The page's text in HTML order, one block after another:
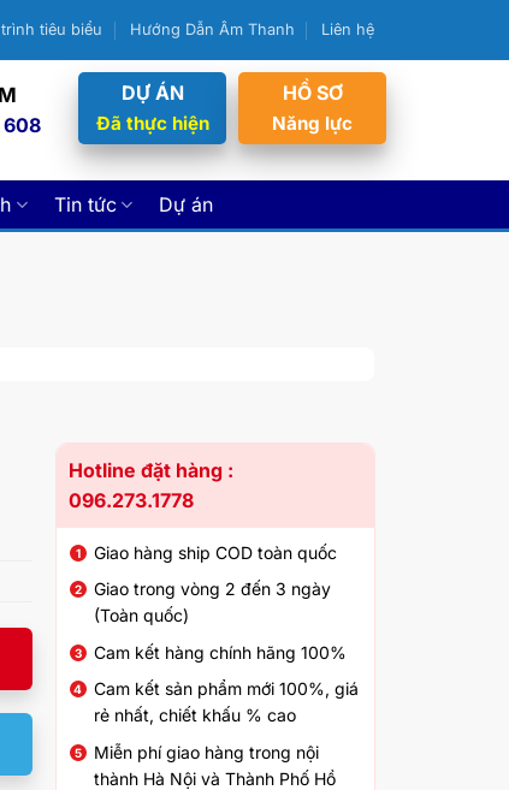
tiêu biểu Hướng Dẫn Âm Thanh Liên hệ
DỰ ÁN
Đã thực hiện
HỒ SƠ
Năng lực
Tin tức Dự án
Hotline đặt hàng :
096.273.1778
Giao hàng ship COD toàn quốc
Giao trong vòng 2 đến 3 ngày
(Toàn quốc)
Cam kết hàng chính hãng 100%
Cam kết sản phẩm mới 100%, giá
rẻ nhất, chiết khấu % cao
Miễn phí giao hàng trong nội
thành Hà Nội và Thành Phố Hồ